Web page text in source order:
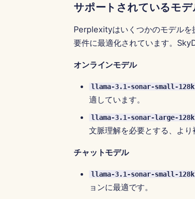
サポートされているモデ
Perplexityはいくつかのモデルを
要件に最適化されています。
オンラインモデル
llama-3.1-sonar-small-
適しています。
llama-3.1-sonar-large-
文脈理解を必要とする、より
チャットモデル
llama-3.1-sonar-small-
ョンに最適です。